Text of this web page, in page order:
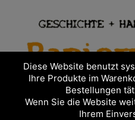
Diese Website benutzt
Ihre Produkte im
Bestellungen
Wenn Sie die Website
Ihrem